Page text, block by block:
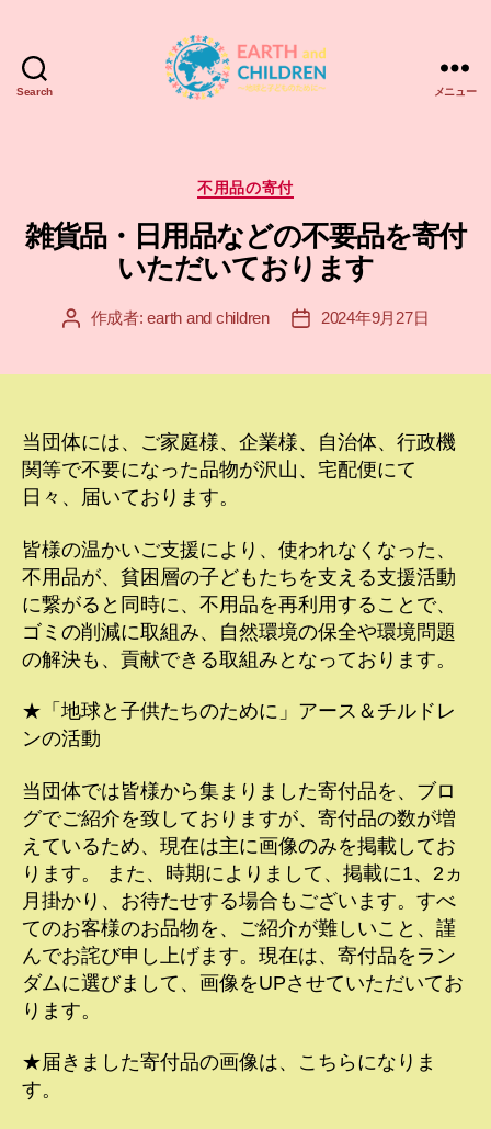
Search
＆
ル
ド
レ
EARTH
CHILDREN
メニュー
カ
ゴ
リ
ー
不用品の寄付
雑貨品・日用品などの不要品を寄付
いただいております
投 作成者:earth and children
投
2024年9月27日
当団体には、ご家庭様、企業様、自治体、行政機
関等で不要になった品物が沢山、宅配便にて
日々、届いております。
皆様の温かいご支援により、使われなくなった、
不用品が、貧困層の子どもたちを支える支援活動
に繋がると同時に、不用品を再利用することで、
ゴミの削減に取組み、自然環境の保全や環境問題
の解決も、貢献できる取組みとなっております。
★「地球と子供たちのために」アース＆チルドレ
ンの活動
当団体では皆様から集まりました寄付品を、ブロ
グでご紹介を致しておりますが、寄付品の数が増
えているため、現在は主に画像のみを掲載してお
ります。 また、時期によりまして、掲載に1、2ヵ
月掛かり、お待たせする場合もございます。すべ
てのお客様のお品物を、ご紹介が難しいこと、謹
んでお詫び申し上げます。現在は、寄付品をラン
ダムに選びまして、画像をUPさせていただいてお
ります。
★届きました寄付品の画像は、こちらになりま
す。